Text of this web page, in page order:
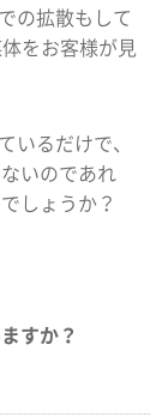
の拡散もして
をお客様が見
るだけで、
いのであれ
しょうか？
すか？